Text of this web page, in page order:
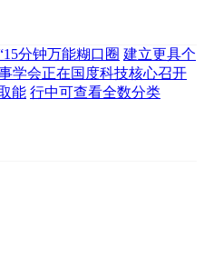
分钟万能糊口圈 建立更具个
学会正在国度科技核心召开
能 行中可查看全数分类